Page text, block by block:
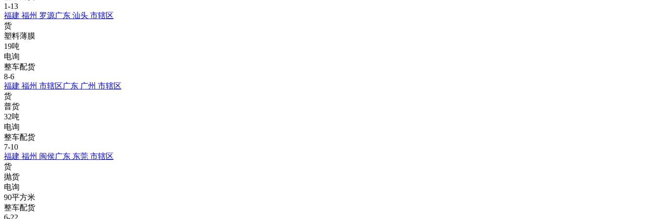
1-13
福建 福州 罗源广东 汕头 市辖区
货
塑料薄膜
19吨
电询
整车配货
8-6
福建 福州 市辖区广东 广州 市辖区
货
普货
32吨
电询
整车配货
7-10
福建 福州 闽侯广东 东莞 市辖区
货
抛货
电询
90平方米
整车配货
6-22